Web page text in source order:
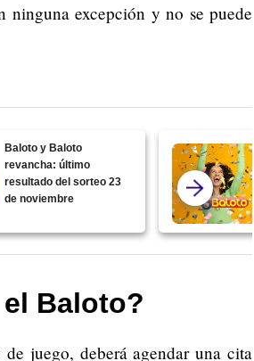
ninguna excepción y no se puede
Baloto y Baloto
revancha: último
resultado del sorteo 23
de noviembre
Baloto?
juego, deberá agendar una cita